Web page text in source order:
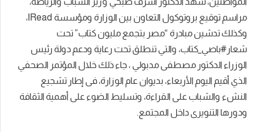
مراسم توقيع بروتوكول التعاون بين الوزارة ومؤسسة IRead،
وكذلك تدشين مبادرة “مصر بتجمع مليون كتاب” تحت
شعار#باصي_كتاب، والتي تنطلق تحت رعاية ودعم دولة رئيس
الوزراء الدكتور مصطفى مدبولي ، جاء ذلك خلال المؤتمر الصحفي
الذي أقيم اليوم الأربعاء، بديوان عام الوزارة، فى إطار تشجيع
النشء والشباب على القراءة، وتسليط الضوء على أهمية الثقافة
ودورها التنويرى داخل المجتمع.